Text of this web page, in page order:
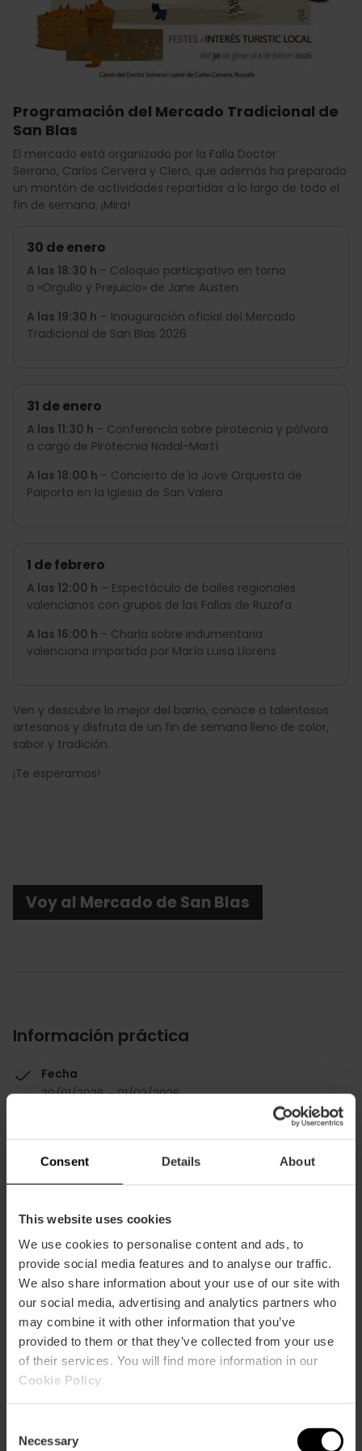
Consent Details About
This website uses cookies
We use cookies to personalise content and ads, to
provide social media features and to analyse our traffic.
We also share information about your use of our site with
our social media, advertising and analytics partners who
may combine it with other information that you’ve
provided to them or that they’ve collected from your use
of their services. You will find more information in our
Cookie Policy
Selection
Necessary
Programación del Mercado Tradicional de
San Blas
El mercado está organizado por la Falla Doctor
Serrano, Carlos Cervera y Clero, que además ha preparado
un montón de actividades repartidas a lo largo de todo el
fin de semana. ¡Mira!
30 de enero
A las 18:30 h – Coloquio participativo en torno
a «Orgullo y Prejuicio» de Jane Austen
A las 19:30 h – Inauguración oficial del Mercado
Tradicional de San Blas 2026
31 de enero
A las 11:30 h – Conferencia sobre pirotecnia y pólvora
a cargo de Pirotecnia Nadal-Martí
A las 18:00 h – Concierto de la Jove Orquesta de
Paiporta en la Iglesia de San Valero
1 de febrero
A las 12:00 h – Espectáculo de bailes regionales
valencianos con grupos de las Fallas de Ruzafa
A las 16:00 h – Charla sobre indumentaria
valenciana impartida por María Luisa Llorens
Ven y descubre lo mejor del barrio, conoce a talentosos
artesanos y disfruta de un fin de semana lleno de color,
sabor y tradición.
¡Te esperamos!
Voy al Mercado de San Blas
Información práctica
Fecha
30/01/2026 - 01/02/2026
Todo el día.
Tickets
Gratuito.
Cómo llegar
Metro
L10
Bus